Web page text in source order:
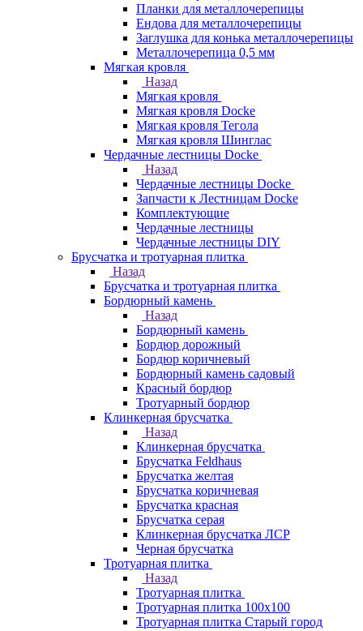
Планки для металлочерепицы
Ендова для металлочерепицы
Заглушка для конька металлочерепицы
Металлочерепица 0,5 мм
Мягкая кровля
Назад
Мягкая кровля
Мягкая кровля Docke
Мягкая кровля Тегола
Мягкая кровля Шинглас
Чердачные лестницы Docke
Назад
Чердачные лестницы Docke
Запчасти к Лестницам Docke
Комплектующие
Чердачные лестницы
Чердачные лестницы DIY
Брусчатка и тротуарная плитка
Назад
Брусчатка и тротуарная плитка
Бордюрный камень
Назад
Бордюрный камень
Бордюр дорожный
Бордюр коричневый
Бордюрный камень садовый
Красный бордюр
Тротуарный бордюр
Клинкерная брусчатка
Назад
Клинкерная брусчатка
Брусчатка Feldhaus
Брусчатка желтая
Брусчатка коричневая
Брусчатка красная
Брусчатка серая
Клинкерная брусчатка ЛСР
Черная брусчатка
Тротуарная плитка
Назад
Тротуарная плитка
Тротуарная плитка 100x100
Тротуарная плитка Старый город